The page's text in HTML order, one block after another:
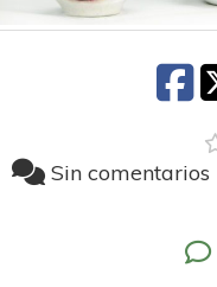
Sin comentarios